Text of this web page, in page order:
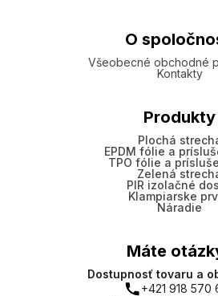
O
Všeobecné obchodné
Kontakty
Produkty
Plochá
EPDM fólie a
TPO fólie a
Zelená
PIR izolačné
Klampiarske
Náradie
Máte
Dostupnosť tovaru a
+421 918 570